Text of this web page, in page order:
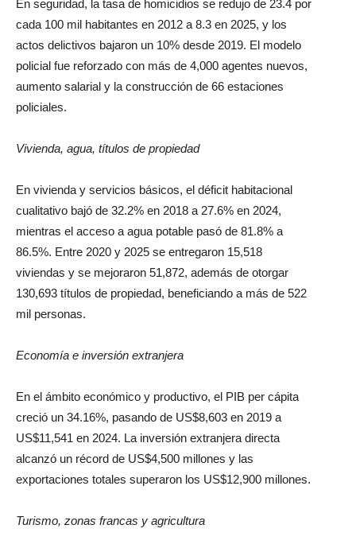
En seguridad, la tasa de homicidios se redujo de 23.4 por
cada 100 mil habitantes en 2012 a 8.3 en 2025, y los
actos delictivos bajaron un 10% desde 2019. El modelo
policial fue reforzado con más de 4,000 agentes nuevos,
aumento salarial y la construcción de 66 estaciones
policiales.
Vivienda, agua, títulos de propiedad
En vivienda y servicios básicos, el déficit habitacional
cualitativo bajó de 32.2% en 2018 a 27.6% en 2024,
mientras el acceso a agua potable pasó de 81.8% a
86.5%. Entre 2020 y 2025 se entregaron 15,518
viviendas y se mejoraron 51,872, además de otorgar
130,693 títulos de propiedad, beneficiando a más de 522
mil personas.
Economía e inversión extranjera
En el ámbito económico y productivo, el PIB per cápita
creció un 34.16%, pasando de US$8,603 en 2019 a
US$11,541 en 2024. La inversión extranjera directa
alcanzó un récord de US$4,500 millones y las
exportaciones totales superaron los US$12,900 millones.
Turismo, zonas francas y agricultura